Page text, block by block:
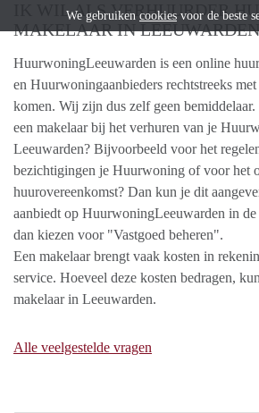
IK WIL ALS VERHUURDER
MAKELAAR IN
HuurwoningLeeuwarden is een online
en Huurwoningaanbieders rechtstreeks
komen. Wij zijn dus zelf geen
een makelaar bij het verhuren van je
Leeuwarden? Bijvoorbeeld voor het
bezichtigingen je Huurwoning of voor het
huurovereenkomst? Dan kun je dit
aanbiedt op HuurwoningLeeuwarden in de
dan kiezen voor "Vastgoed beheren".
Een makelaar brengt vaak kosten in
service. Hoeveel deze kosten bedragen,
makelaar in Leeuwarden.
Alle veelgestelde vragen
We gebruiken cookies voor de beste